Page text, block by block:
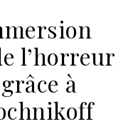
l’horreur
à